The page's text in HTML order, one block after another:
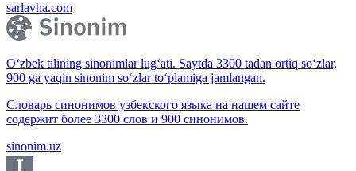
sarlavha.com
O‘zbek tilining sinonimlar lug‘ati. Saytda 3300 tadan ortiq so‘zlar,
900 ga yaqin sinonim so‘zlar to‘plamiga jamlangan.
Словарь синонимов узбекского языка на нашем сайте
содержит более 3300 слов и 900 синонимов.
sinonim.uz